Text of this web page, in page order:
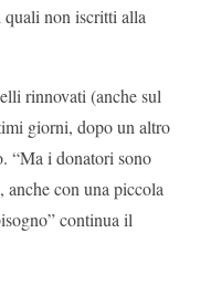
non iscritti alla
rinnovati (anche sul
giorni, dopo un altro
“Ma i donatori sono
anche con una piccola
continua il